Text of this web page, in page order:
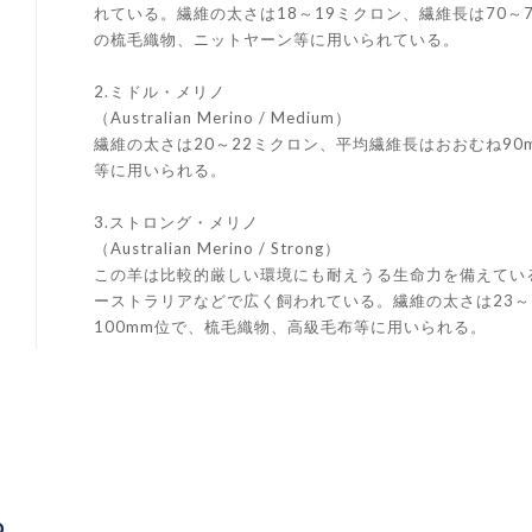
れている。繊維の太さは18～19ミクロン、繊維長は70
の梳毛織物、ニットヤーン等に用いられている。
2.ミドル・メリノ
（Australian Merino / Medium）
繊維の太さは20～22ミクロン、平均繊維長はおおむね
等に用いられる。
3.ストロング・メリノ
（Australian Merino / Strong）
この羊は比較的厳しい環境にも耐えうる生命力を備えて
ーストラリアなどで広く飼われている。繊維の太さは23
100mm位で、梳毛織物、高級毛布等に用いられる。